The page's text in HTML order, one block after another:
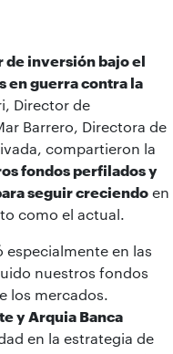
de inversión bajo el
en guerra contra la
Director de
Barrero, Directora de
compartieron la
fondos perfilados y
seguir creciendo en
como el actual.
especialmente en las
nuestros fondos
los mercados.
y Arquia Banca
en la estrategia de